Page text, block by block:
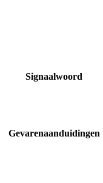
Signaalwoord
Gevarenaanduidingen